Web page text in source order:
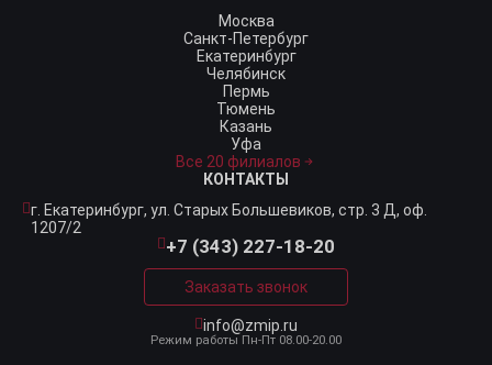
Москва
Санкт-Петербург
Екатеринбург
Челябинск
Пермь
Тюмень
Казань
Уфа
Все 20 филиалов
КОНТАКТЫ
г. Екатеринбург, ул. Старых Большевиков, стр. 3 Д, оф.
1207/2
+7 (343) 227-18-20
Заказать звонок
info@zmip.ru
Режим работы Пн-Пт 08.00-20.00